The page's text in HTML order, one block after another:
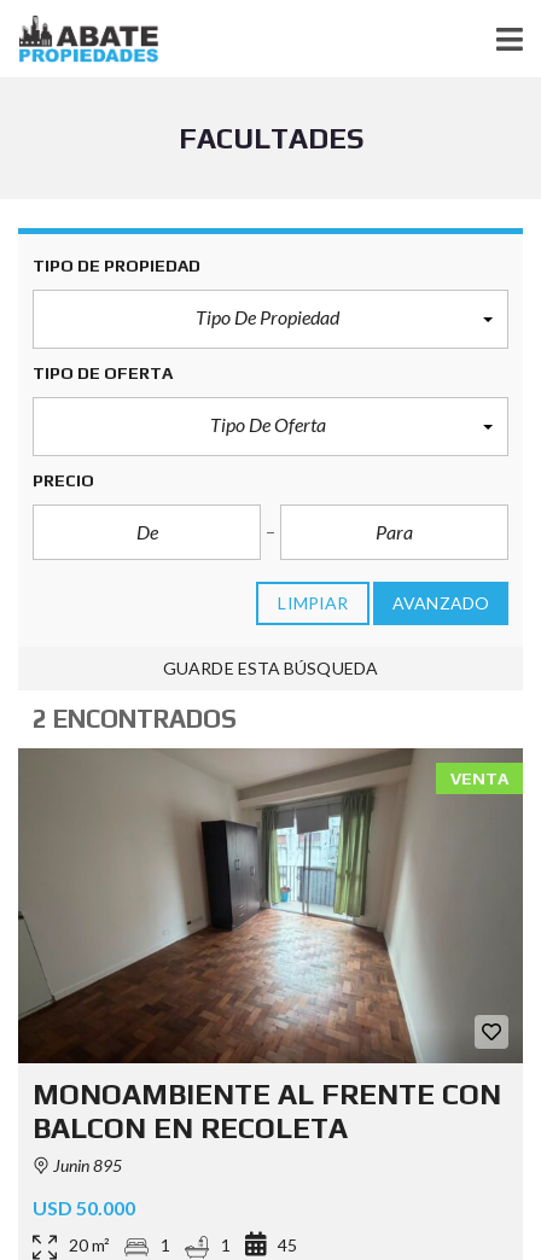
FACULTADES
TIPO DE PROPIEDAD
Tipo De Propiedad
TIPO DE OFERTA
Tipo De Oferta
PRECIO
LIMPIAR AVANZADO
GUARDE ESTA BÚSQUEDA
2 ENCONTRADOS
VENTA
MONOAMBIENTE AL FRENTE CON
BALCON EN RECOLETA
Junin 895
USD 50.000
20 m² 1 1 45